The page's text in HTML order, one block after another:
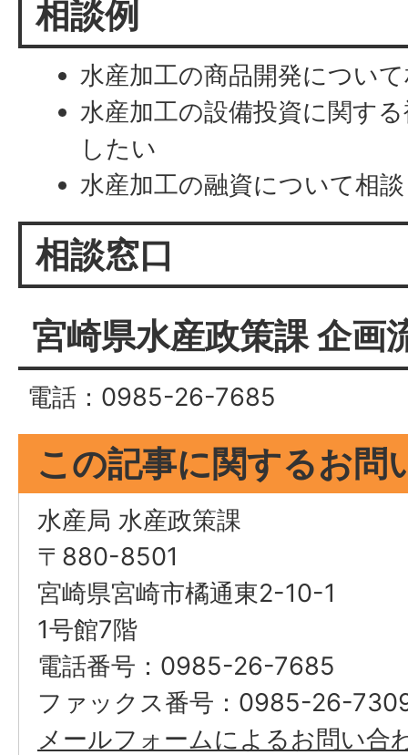
相談例
水産加工の商品開発につい
水産加工の設備投資に関す
したい
水産加工の融資について相
相談窓口
宮崎県水産政策課 企画
電話：0985-26-7685
この記事に関するお問
水産局 水産政策課
〒880-8501
宮崎県宮崎市橘通東2-10-1
1号館7階
電話番号：0985-26-7685
ファックス番号：0985-26-
メールフォームによるお問い合